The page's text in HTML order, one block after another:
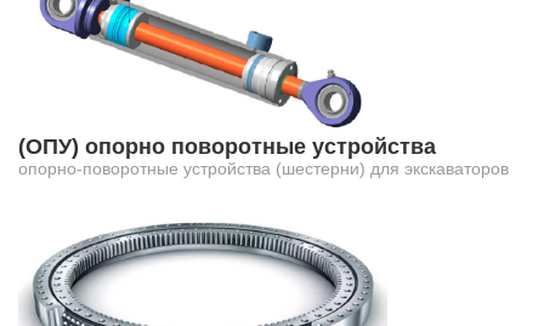
(ОПУ) опорно поворотные устройства
опорно-поворотные устройства (шестерни) для экскаваторов